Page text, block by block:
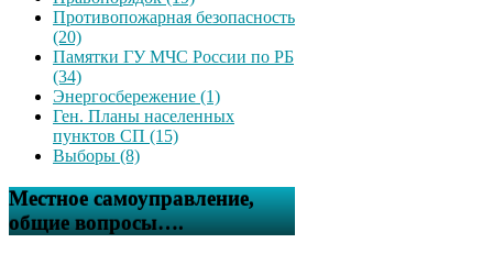
Противопожарная безопасность
(20)
Памятки ГУ МЧС России по РБ
(34)
Энергосбережение (1)
Ген. Планы населенных
пунктов СП (15)
Выборы (8)
Местное самоуправление,
общие вопросы….